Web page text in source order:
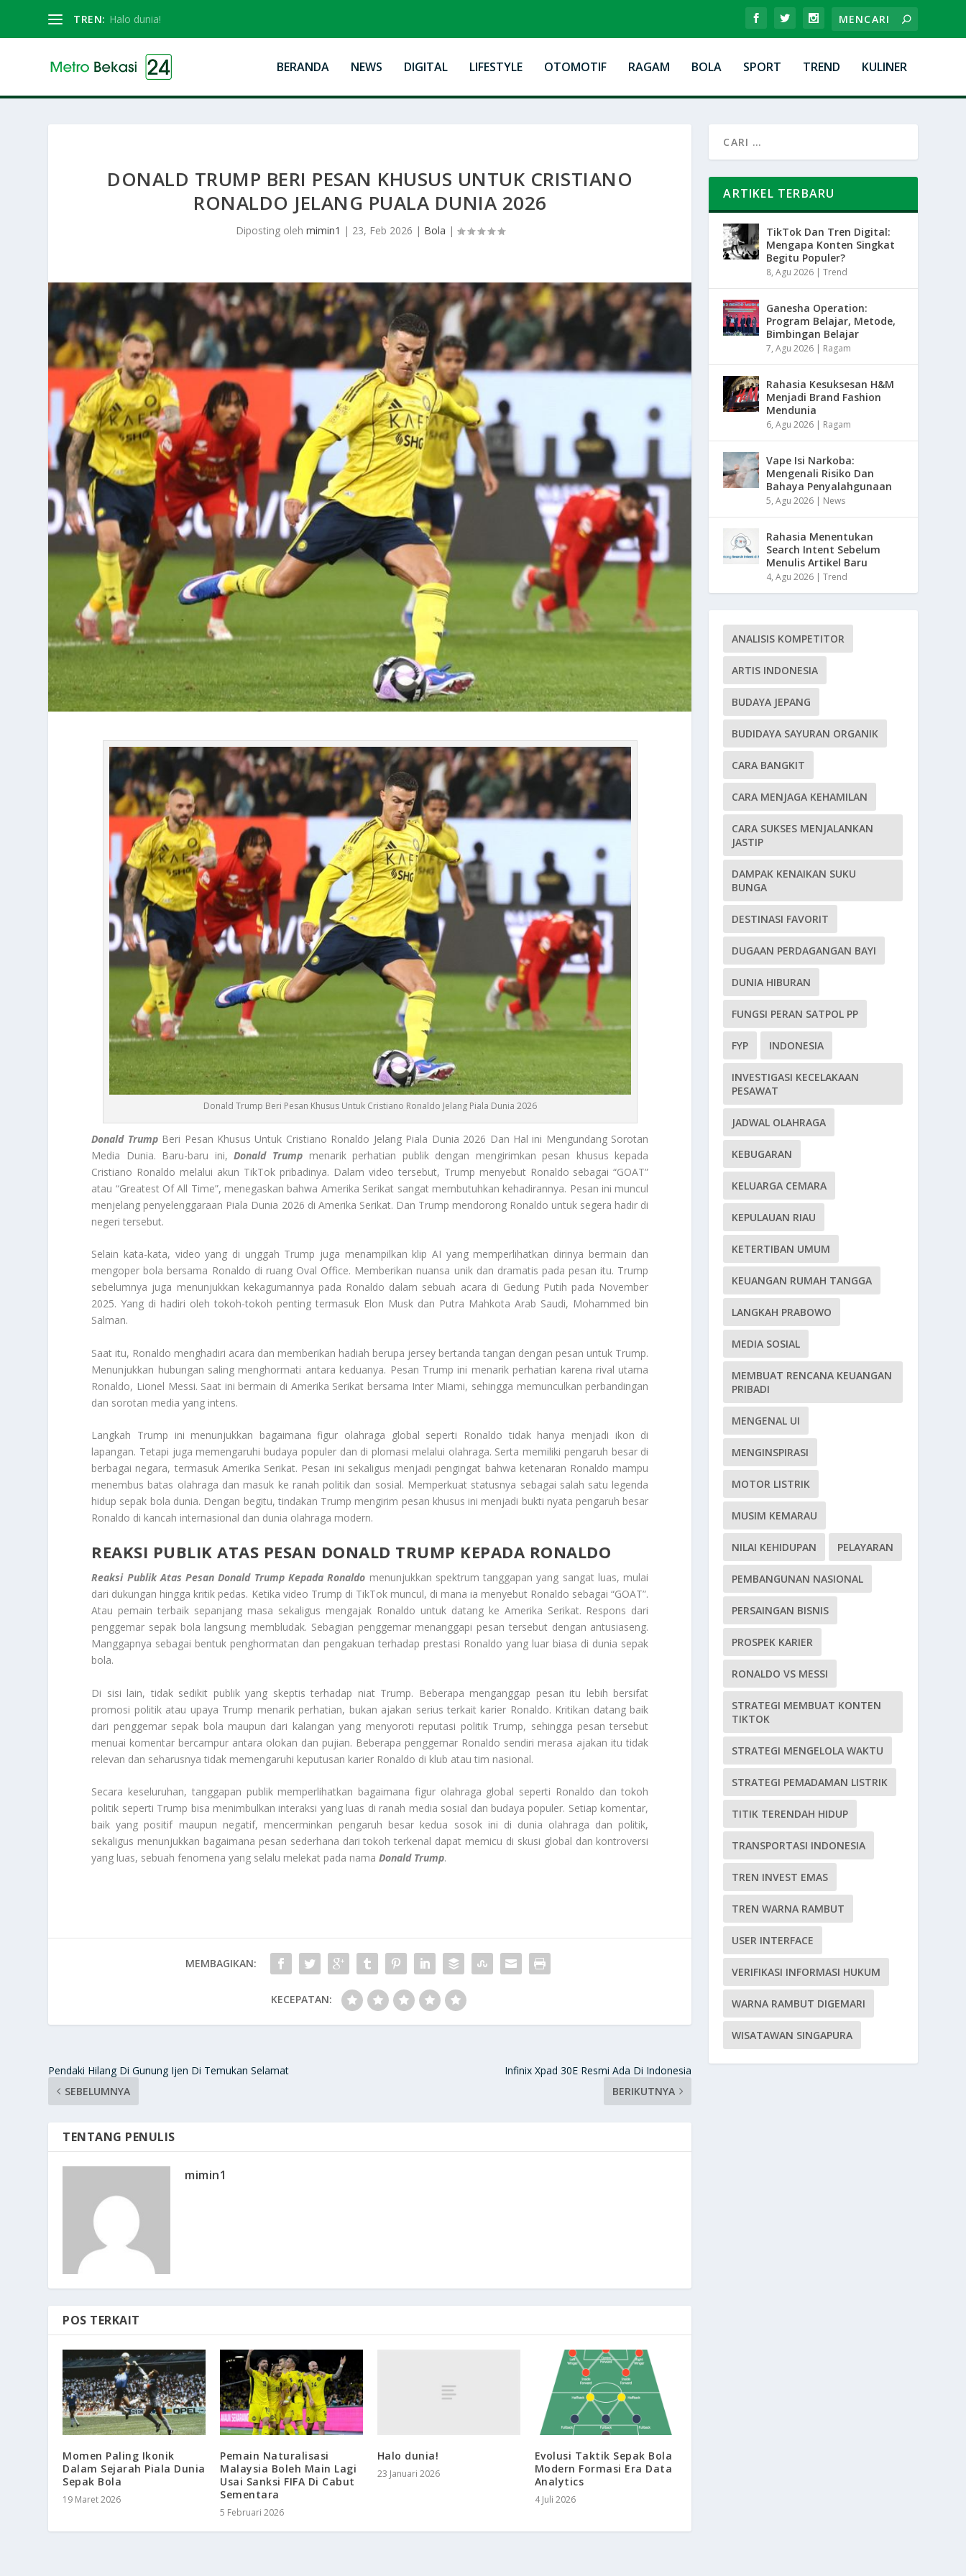
TREN: Halo dunia!
BERANDA NEWS DIGITAL LIFESTYLE OTOMOTIF RAGAM BOLA SPORT TREND KULINER
DONALD TRUMP BERI PESAN KHUSUS UNTUK CRISTIANO
RONALDO JELANG PUALA DUNIA 2026
Diposting oleh mimin1 | 23, Feb 2026 | Bola |
Donald Trump Beri Pesan Khusus Untuk Cristiano Ronaldo Jelang Piala Dunia 2026
Donald TrumpBeri Pesan Khusus Untuk Cristiano Ronaldo Jelang Piala Dunia 2026 Dan Hal ini Mengundang Sorotan
Media Dunia. Baru-baru ini,Donald Trumpmenarik perhatian publik dengan mengirimkan pesan khusus kepada
Cristiano Ronaldo melalui akun TikTok pribadinya. Dalam video tersebut, Trump menyebut Ronaldo sebagai “GOAT”
atau “Greatest Of All Time”, menegaskan bahwa Amerika Serikat sangat membutuhkan kehadirannya. Pesan ini muncul
menjelang penyelenggaraan Piala Dunia 2026 di Amerika Serikat. Dan Trump mendorong Ronaldo untuk segera hadir di
negeri tersebut.
Selain kata-kata, video yang di unggah Trump juga menampilkan klip AI yang memperlihatkan dirinya bermain dan
mengoper bola bersama Ronaldo di ruang Oval Office. Memberikan nuansa unik dan dramatis pada pesan itu. Trump
sebelumnya juga menunjukkan kekagumannya pada Ronaldo dalam sebuah acara di Gedung Putih pada November
2025. Yang di hadiri oleh tokoh-tokoh penting termasuk Elon Musk dan Putra Mahkota Arab Saudi, Mohammed bin
Salman.
Saat itu, Ronaldo menghadiri acara dan memberikan hadiah berupa jersey bertanda tangan dengan pesan untuk Trump.
Menunjukkan hubungan saling menghormati antara keduanya. Pesan Trump ini menarik perhatian karena rival utama
Ronaldo, Lionel Messi. Saat ini bermain di Amerika Serikat bersama Inter Miami, sehingga memunculkan perbandingan
dan sorotan media yang intens.
Langkah Trump ini menunjukkan bagaimana figur olahraga global seperti Ronaldo tidak hanya menjadi ikon di
lapangan. Tetapi juga memengaruhi budaya populer dan di plomasi melalui olahraga. Serta memiliki pengaruh besar di
berbagai negara, termasuk Amerika Serikat. Pesan ini sekaligus menjadi pengingat bahwa ketenaran Ronaldo mampu
menembus batas olahraga dan masuk ke ranah politik dan sosial. Memperkuat statusnya sebagai salah satu legenda
hidup sepak bola dunia. Dengan begitu, tindakan Trump mengirim pesan khusus ini menjadi bukti nyata pengaruh besar
Ronaldo di kancah internasional dan dunia olahraga modern.
REAKSI PUBLIK ATAS PESAN DONALD TRUMP KEPADA RONALDO
Reaksi Publik Atas Pesan Donald Trump Kepada Ronaldo menunjukkan spektrum tanggapan yang sangat luas, mulai
dari dukungan hingga kritik pedas. Ketika video Trump di TikTok muncul, di mana ia menyebut Ronaldo sebagai “GOAT”.
Atau pemain terbaik sepanjang masa sekaligus mengajak Ronaldo untuk datang ke Amerika Serikat. Respons dari
penggemar sepak bola langsung membludak. Sebagian penggemar menanggapi pesan tersebut dengan antusiaseng.
Manggapnya sebagai bentuk penghormatan dan pengakuan terhadap prestasi Ronaldo yang luar biasa di dunia sepak
bola.
Di sisi lain, tidak sedikit publik yang skeptis terhadap niat Trump. Beberapa menganggap pesan itu lebih bersifat
promosi politik atau upaya Trump menarik perhatian, bukan ajakan serius terkait karier Ronaldo. Kritikan datang baik
dari penggemar sepak bola maupun dari kalangan yang menyoroti reputasi politik Trump, sehingga pesan tersebut
menuai komentar bercampur antara olokan dan pujian. Beberapa penggemar Ronaldo sendiri merasa ajakan itu tidak
relevan dan seharusnya tidak memengaruhi keputusan karier Ronaldo di klub atau tim nasional.
Secara keseluruhan, tanggapan publik memperlihatkan bagaimana figur olahraga global seperti Ronaldo dan tokoh
politik seperti Trump bisa menimbulkan interaksi yang luas di ranah media sosial dan budaya populer. Setiap komentar,
baik yang positif maupun negatif, mencerminkan pengaruh besar kedua sosok ini di dunia olahraga dan politik,
sekaligus menunjukkan bagaimana pesan sederhana dari tokoh terkenal dapat memicu di skusi global dan kontroversi
yang luas, sebuah fenomena yang selalu melekat pada namaDonald Trump.
MEMBAGIKAN:
KECEPATAN:
Pendaki Hilang Di Gunung Ijen Di Temukan Selamat
SEBELUMNYA
Infinix Xpad 30E Resmi Ada Di Indonesia
BERIKUTNYA
TENTANG PENULIS
mimin1
POS TERKAIT
Momen Paling Ikonik
Dalam Sejarah Piala Dunia
Sepak Bola
19 Maret 2026
Pemain Naturalisasi
Malaysia Boleh Main Lagi
Usai Sanksi FIFA Di Cabut
Sementara
5 Februari 2026
Halo dunia!
23 Januari 2026
Evolusi Taktik Sepak Bola
Modern Formasi Era Data
Analytics
4 Juli 2026
ARTIKEL TERBARU
TikTok Dan Tren Digital:
Mengapa Konten Singkat
Begitu Populer?
8, Agu 2026 |Trend
Ganesha Operation:
Program Belajar, Metode,
Bimbingan Belajar
7, Agu 2026 | Ragam
Rahasia Kesuksesan H&M
Menjadi Brand Fashion
Mendunia
6, Agu 2026 | Ragam
Vape Isi Narkoba:
Mengenali Risiko Dan
Bahaya Penyalahgunaan
5, Agu 2026 | News
Rahasia Menentukan
Search Intent Sebelum
Menulis Artikel Baru
4, Agu 2026 |Trend
ANALISIS KOMPETITOR
ARTIS INDONESIA
BUDAYA JEPANG
BUDIDAYA SAYURAN ORGANIK
CARA BANGKIT
CARA MENJAGA KEHAMILAN
CARA SUKSES MENJALANKAN
JASTIP
DAMPAK KENAIKAN SUKU
BUNGA
DESTINASI FAVORIT
DUGAAN PERDAGANGAN BAYI
DUNIA HIBURAN
FUNGSI PERAN SATPOL PP
FYP INDONESIA
INVESTIGASI KECELAKAAN
PESAWAT
JADWAL OLAHRAGA
KEBUGARAN
KELUARGA CEMARA
KEPULAUAN RIAU
KETERTIBAN UMUM
KEUANGAN RUMAH TANGGA
LANGKAH PRABOWO
MEDIA SOSIAL
MEMBUAT RENCANA KEUANGAN
PRIBADI
MENGENAL UI
MENGINSPIRASI
MOTOR LISTRIK
MUSIM KEMARAU
NILAI KEHIDUPAN PELAYARAN
PEMBANGUNAN NASIONAL
PERSAINGAN BISNIS
PROSPEK KARIER
RONALDO VS MESSI
STRATEGI MEMBUAT KONTEN
TIKTOK
STRATEGI MENGELOLA WAKTU
STRATEGI PEMADAMAN LISTRIK
TITIK TERENDAH HIDUP
TRANSPORTASI INDONESIA
TREN INVEST EMAS
TREN WARNA RAMBUT
USER INTERFACE
VERIFIKASI INFORMASI HUKUM
WARNA RAMBUT DIGEMARI
WISATAWAN SINGAPURA